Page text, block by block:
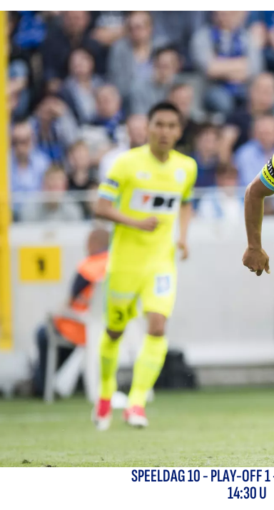
SPEELDAG10-PLAY-OFF 1
14:30 U